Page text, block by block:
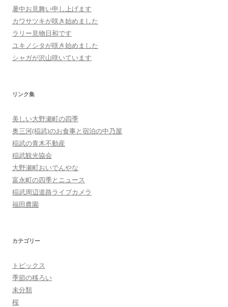
暑中お見舞い申し上げます
カワサツキが咲き始めました
ラリー見物日和です
ユキノシタが咲き始めました
シャガが沢山咲いています
リンク集
美しい大野瀬町の四季
奥三河(稲武)のお食事と宿泊の中乃屋
稲武の青木不動産
稲武観光協会
大野瀬町おいでんやな
富永町の四季とニュース
稲武周辺道路ライブカメラ
福田農園
カテゴリー
トピックス
季節の移ろい
未分類
桜